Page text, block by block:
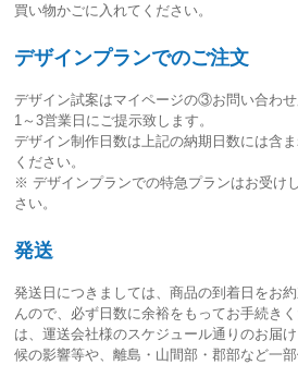
買い物かごに入れてください。
デザインプランでのご注文
デザイン試案はマイページの③お問い合わせ
1～3営業日 にご提示致します。
デザイン制作日数は上記の納期日数には含
ください。
※ デザインプランでの特急プランはお受け
さい。
発送
発送日につきましては、商品の到着日をお
んので、必ず日数に余裕をもってお手続き
は、運送会社様のスケジュール通りのお届
候の影響等や、離島・山間部・郡部など一